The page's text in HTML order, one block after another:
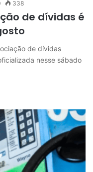
338
de dívidas é
de dívidas
nesse sábado